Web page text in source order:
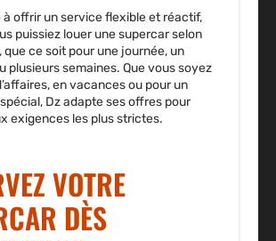
à offrir un service flexible et réactif,
puissiez louer une supercar selon
que ce soit pour une journée, un
plusieurs semaines. Que vous soyez
en vacances ou pour un
Dz adapte ses offres pour
exigences les plus strictes.
VOTRE
DÈS